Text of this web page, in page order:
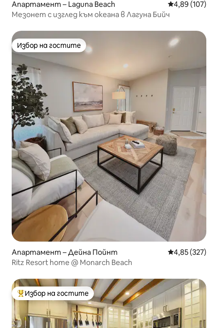
Апартамент – Laguna Beach Средна
4,89 (107)
Мезонет с изглед към океана в Лагуна Бийч
Избор на гостите
Избор на гостите
Апартамент – Дейна Пойнт Средна
4,85 (327)
Ritz Resort home @ Monarch Beach
Най-популярен избор на гостите
Избор на гостите